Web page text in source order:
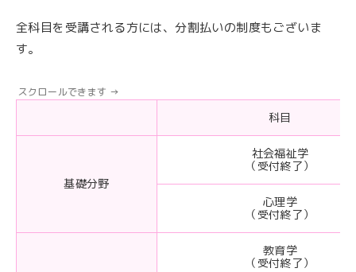
全科目を受講される方には、分割払いの制度もございま
す。
科目
基礎分野
社会福祉学
（受付終了）
心理学
（受付終了）
教育学
（受付終了）